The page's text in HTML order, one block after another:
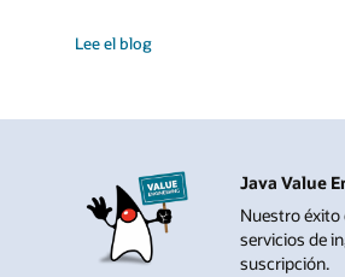
Lee el blog
Java Value
Nuestro éxito
servicios de
suscripción.